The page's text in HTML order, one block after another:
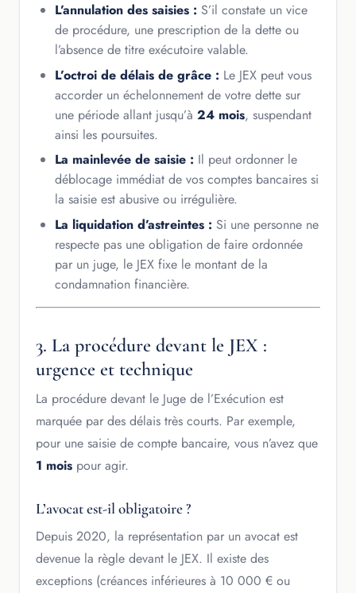
L’annulation des saisies : S’il constate un vice
de procédure, une prescription de la dette ou
l’absence de titre exécutoire valable.
L’octroi de délais de grâce : Le JEX peut vous
accorder un échelonnement de votre dette sur
une période allant jusqu’à 24 mois, suspendant
ainsi les poursuites.
La mainlevée de saisie : Il peut ordonner le
déblocage immédiat de vos comptes bancaires si
la saisie est abusive ou irrégulière.
La liquidation d’astreintes : Si une personne ne
respecte pas une obligation de faire ordonnée
par un juge, le JEX fixe le montant de la
condamnation financière.
3. La procédure devant le JEX :
urgence et technique
La procédure devant le Juge de l’Exécution est
marquée par des délais très courts. Par exemple,
pour une saisie de compte bancaire, vous n’avez que
1 mois pour agir.
L’avocat est-il obligatoire ?
Depuis 2020, la représentation par un avocat est
devenue la règle devant le JEX. Il existe des
exceptions (créances inférieures à 10 000 € ou